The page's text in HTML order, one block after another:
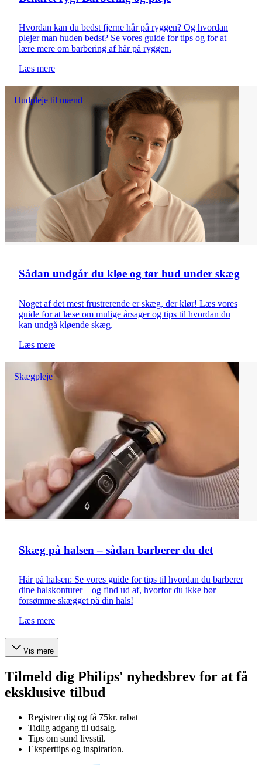
Hvordan kan du bedst fjerne hår på ryggen? Og hvordan
plejer man huden bedst? Se vores guide for tips og for at
lære mere om barbering af hår på ryggen.
Læs mere
Hudpleje til mænd
Sådan undgår du kløe og tør hud under skæg
Noget af det mest frustrerende er skæg, der klør! Læs vores
guide for at læse om mulige årsager og tips til hvordan du
kan undgå kløende skæg.
Læs mere
Skægpleje
Skæg på halsen – sådan barberer du det
Hår på halsen: Se vores guide for tips til hvordan du barberer
dine halskonturer – og find ud af, hvorfor du ikke bør
forsømme skægget på din hals!
Læs mere
Vis mere
Tilmeld dig Philips' nyhedsbrev for at få
eksklusive tilbud
Registrer dig og få 75kr. rabat
Tidlig adgang til udsalg.
Tips om sund livsstil.
Eksperttips og inspiration.